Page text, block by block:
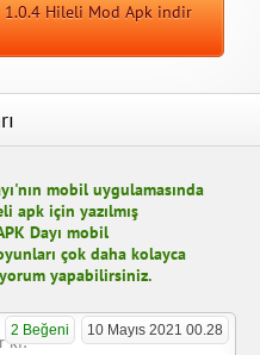
1.0.4 Hileli Mod Apk indir
mobil uygulamasında
apk için yazılmış
Dayı mobil
çok daha kolayca
yapabilirsiniz.
10 Mayıs 2021 00.28
2 Beğeni
ki: